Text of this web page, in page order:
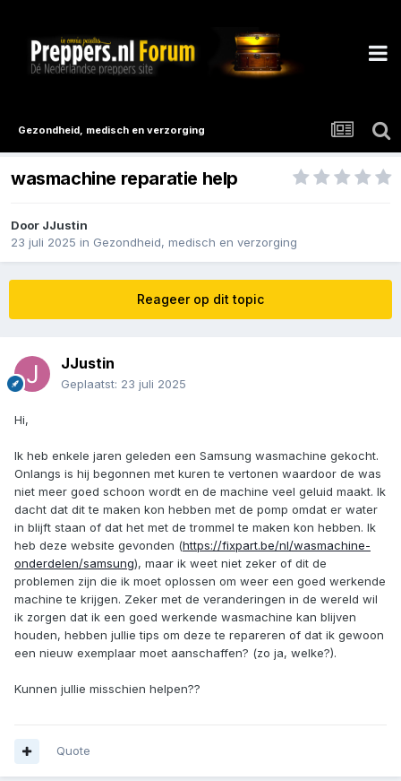
Gezondheid, medisch en verzorging
wasmachine reparatie help
Door JJustin
23 juli 2025 in Gezondheid, medisch en verzorging
Reageer op dit topic
JJustin
Geplaatst: 23 juli 2025
Hi,
Ik heb enkele jaren geleden een Samsung wasmachine gekocht.
Onlangs is hij begonnen met kuren te vertonen waardoor de was
niet meer goed schoon wordt en de machine veel geluid maakt. Ik
dacht dat dit te maken kon hebben met de pomp omdat er water
in blijft staan of dat het met de trommel te maken kon hebben. Ik
heb deze website gevonden (https://fixpart.be/nl/wasmachine-
onderdelen/samsung), maar ik weet niet zeker of dit de
problemen zijn die ik moet oplossen om weer een goed werkende
machine te krijgen. Zeker met de veranderingen in de wereld wil
ik zorgen dat ik een goed werkende wasmachine kan blijven
houden, hebben jullie tips om deze te repareren of dat ik gewoon
een nieuw exemplaar moet aanschaffen? (zo ja, welke?).
Kunnen jullie misschien helpen??
Quote